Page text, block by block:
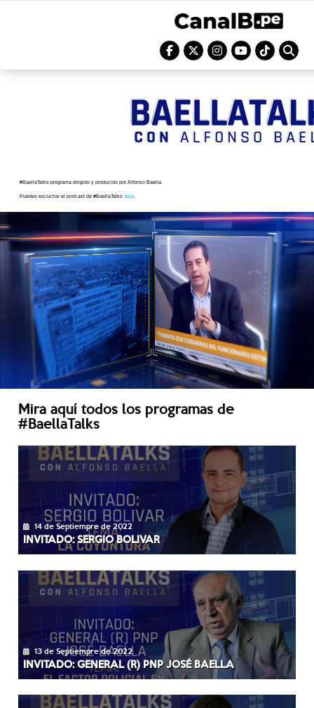
#BaellaTalks programa dirigido y producido por Alfonso Baella.
Puedes escuchar el podcast de #BaellaTalks aquí
Mira aquí todos los programas de
#BaellaTalks
14 de Septiempre de 2022
INVITADO: SERGIO BOLIVAR
13 de Septiempre de 2022
INVITADO: GENERAL (R) PNP JOSÉ BAELLA